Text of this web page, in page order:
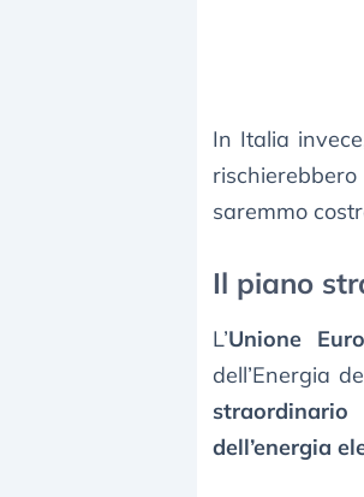
In Italia
saremmo
Il piano
L’Unione
dell’Energia
straordinario
dell’energia